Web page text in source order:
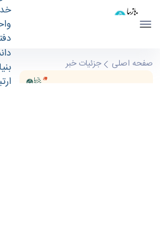
جشنواره غذای هنرهای زیبا -
صفحه اصلی جزئیات خبر